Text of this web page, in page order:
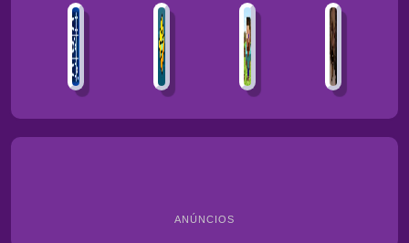
ANÚNCIOS